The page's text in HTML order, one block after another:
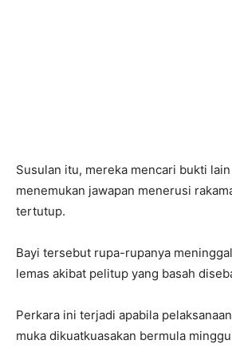
Susulan itu, mereka mencari bukti
menemukan jawapan menerusi
tertutup.
Bayi tersebut rupa-rupanya
lemas akibat pelitup yang basah
Perkara ini terjadi apabila
muka dikuatkuasakan bermula